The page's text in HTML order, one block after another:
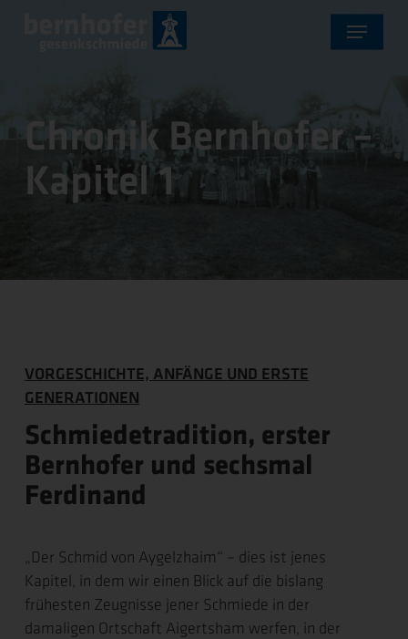
Menu
Chronik Bernhofer –
Kapitel 1
VORGESCHICHTE, ANFÄNGE UND ERSTE
GENERATIONEN
Schmiedetradition, erster
Bernhofer und sechsmal
Ferdinand
„Der Schmid von Aygelzhaim“ – dies ist jenes
Kapitel, in dem wir einen Blick auf die bislang
frühesten Zeugnisse jener Schmiede in der
damaligen Ortschaft Aigertsham werfen, in der